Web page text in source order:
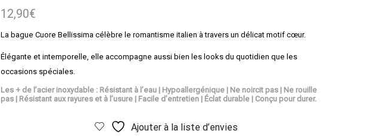
12,90€
La bague Cuore Bellissima célèbre le romantisme italien à travers un délicat motif cœur.
Élégante et intemporelle, elle accompagne aussi bien les looks du quotidien que les
occasions spéciales.
Les + de l’acier inoxydable : Résistant à l’eau | Hypoallergénique | Ne noircit pas | Ne rouille
pas | Résistant aux rayures et à l’usure | Facile d’entretien | Éclat durable | Conçu pour durer.
Ajouter à la liste d’envies